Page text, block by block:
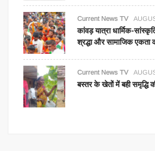
Current News TV
कांवड़ यात्रा धार्मिक-
श्रद्धा और सामाजिक एकता
Current News TV
बस्तर के खेतों में बही समृद्धि